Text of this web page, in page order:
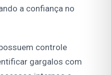
a confiança no
controle
gargalos com